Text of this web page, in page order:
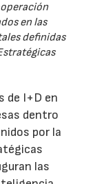
en las
definidas
de I+D en
dentro
por la
las